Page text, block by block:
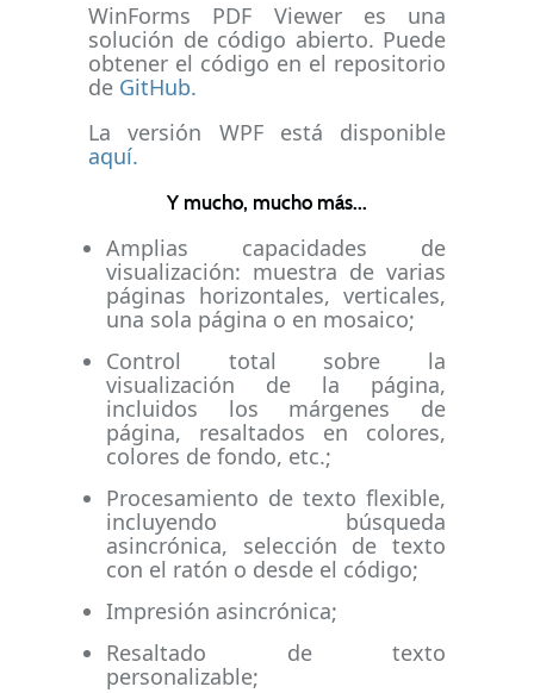
WinForms PDF Viewer es una
solución de código abierto. Puede
obtener el código en el repositorio
de GitHub.
La versión WPF está disponible
aquí.
Y mucho, mucho más...
Amplias capacidades de
visualización: muestra de varias
páginas horizontales, verticales,
una sola página o en mosaico;
Control total sobre la
visualización de la página,
incluidos los márgenes de
página, resaltados en colores,
colores de fondo, etc.;
Procesamiento de texto flexible,
incluyendo búsqueda
asincrónica, selección de texto
con el ratón o desde el código;
Impresión asincrónica;
Resaltado de texto
personalizable;